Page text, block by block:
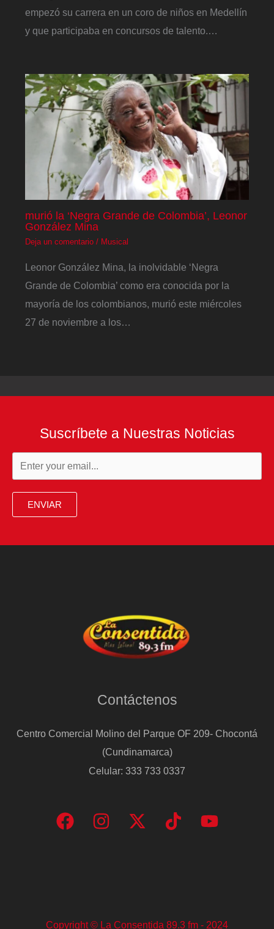
empezó su carrera en un coro de niños en Medellín
y que participaba en concursos de talento.…
murió la ‘Negra Grande de Colombia’, Leonor
González Mina
Deja un comentario / Musical
Leonor González Mina, la inolvidable ‘Negra
Grande de Colombia’ como era conocida por la
mayoría de los colombianos, murió este miércoles
27 de noviembre a los…
Suscríbete a Nuestras Noticias
ENVIAR
Contáctenos
Centro Comercial Molino del Parque OF 209- Chocontá
(Cundinamarca)
Celular: 333 733 0337
Copyright © La Consentida 89.3 fm - 2024